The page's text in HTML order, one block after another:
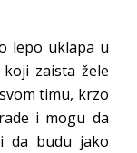
lepo uklapa u
zaista žele
timu, krzo
i mogu da
da budu jako